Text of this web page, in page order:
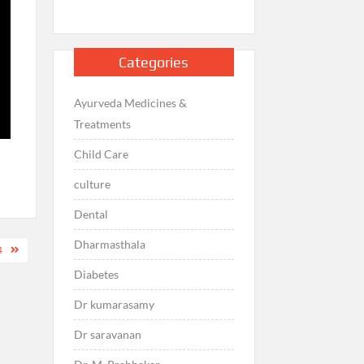
Categories
Ayurveda Medicines &
Treatments
Child Care
culture
Dental
Dharmasthala
Diabetes
Dr kumarasamy
Dr saravanan